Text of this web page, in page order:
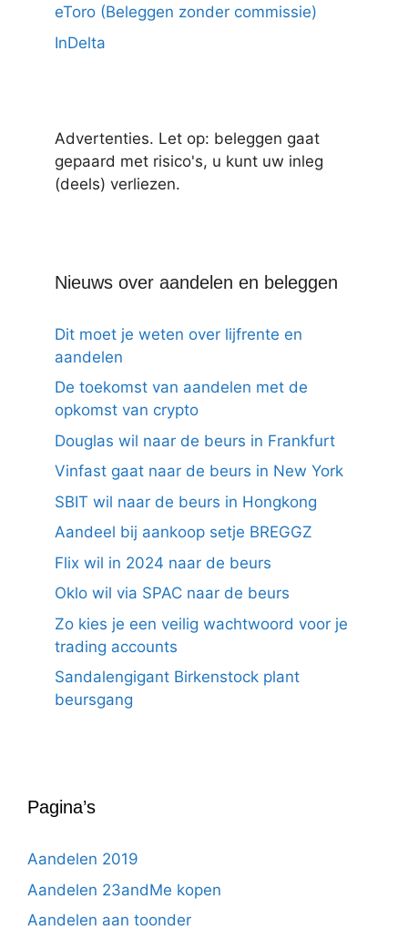
eToro (Beleggen zonder commissie)
InDelta
Advertenties. Let op: beleggen gaat
gepaard met risico's, u kunt uw inleg
(deels) verliezen.
Nieuws over aandelen en beleggen
Dit moet je weten over lijfrente en
aandelen
De toekomst van aandelen met de
opkomst van crypto
Douglas wil naar de beurs in Frankfurt
Vinfast gaat naar de beurs in New York
SBIT wil naar de beurs in Hongkong
Aandeel bij aankoop setje BREGGZ
Flix wil in 2024 naar de beurs
Oklo wil via SPAC naar de beurs
Zo kies je een veilig wachtwoord voor je
trading accounts
Sandalengigant Birkenstock plant
beursgang
Pagina’s
Aandelen 2019
Aandelen 23andMe kopen
Aandelen aan toonder